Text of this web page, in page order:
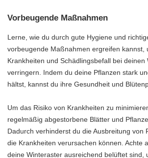
Vorbeugende Maßnahmen
Lerne, wie du durch gute Hygiene und
vorbeugende Maßnahmen ergreifen kannst,
Krankheiten und Schädlingsbefall bei deinen
verringern. Indem du deine Pflanzen stark
hältst, kannst du ihre Gesundheit und
Um das Risiko von Krankheiten zu
regelmäßig abgestorbene Blätter und
Dadurch verhinderst du die Ausbreitung von
die Krankheiten verursachen können. Achte
deine Winteraster ausreichend belüftet sind,